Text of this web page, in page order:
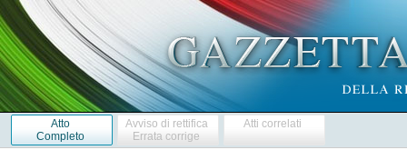
Atto
Completo
Avviso di rettifica
Errata corrige
Atti correlati